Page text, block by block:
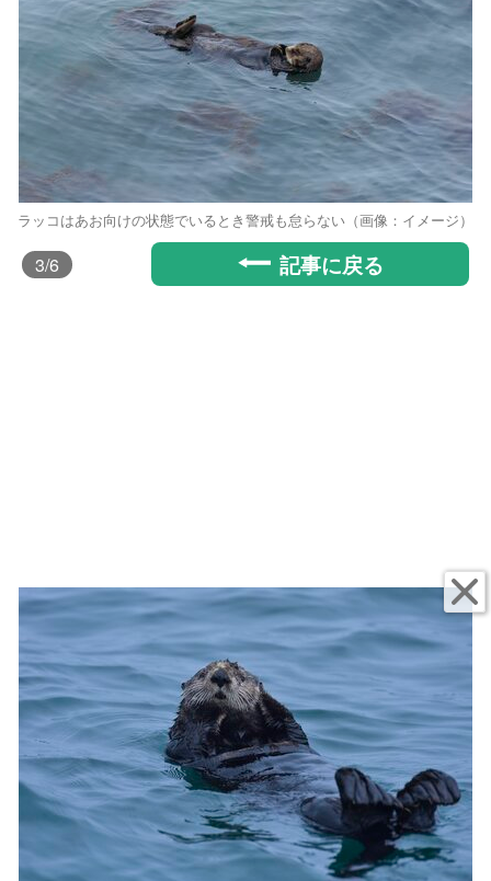
ラッコはあお向けの状態でいるとき警戒も怠らない（画像：イメージ）
3/6 記事に戻る